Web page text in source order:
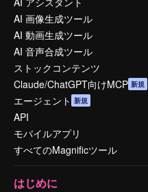
AI 画像生成ツール
AI 動画生成ツール
AI 音声合成ツール
ストックコンテンツ
Claude/ChatGPT向けMCP 新規
エージェント 新規
API
モバイルアプリ
すべてのMagnificツール
はじめに